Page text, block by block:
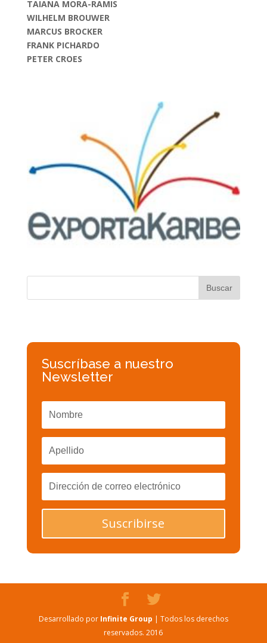
TAIANA MORA-RAMIS
WILHELM BROUWER
MARCUS BROCKER
FRANK PICHARDO
PETER CROES
Suscríbase a nuestro
Newsletter
Suscribirse
Desarrollado por Infinite Group | Todos los derechos
reservados. 2016